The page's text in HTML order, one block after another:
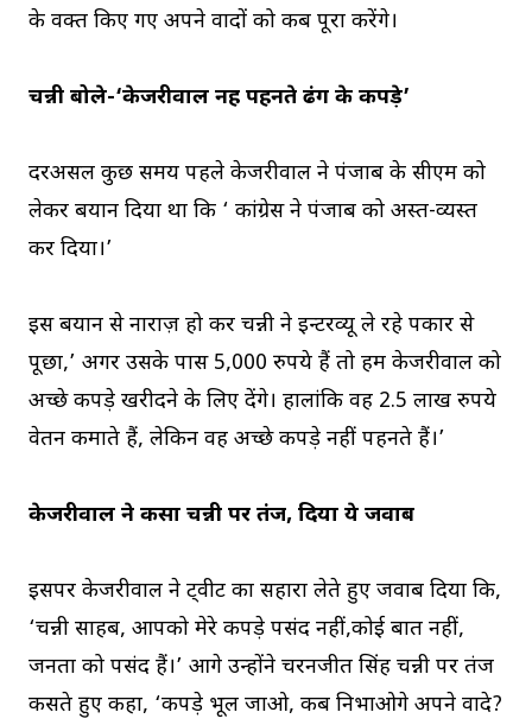
के वक्त किए गए अपने वादों को कब पूरा करेंगे।
चन्नी बोले-‘केजरीवाल नहीं पहनते ढंग के कपड़े’
दरअसल कुछ समय पहले केजरीवाल ने पंजाब के सीएम को
लेकर बयान दिया था कि ‘ कांग्रेस ने पंजाब को अस्त-व्यस्त
कर दिया।’
इस बयान से नाराज़ हो कर चन्नी ने इन्टरव्यू ले रहे पत्रकार से
पूछा,’ अगर उसके पास 5,000 रुपये हैं तो हम केजरीवाल को
अच्छे कपड़े खरीदने के लिए देंगे। हालांकि वह 2.5 लाख रुपये
वेतन कमाते हैं, लेकिन वह अच्छे कपड़े नहीं पहनते हैं।’
केजरीवाल ने कसा चन्नी पर तंज, दिया ये जवाब
इसपर केजरीवाल ने ट्वीट का सहारा लेते हुए जवाब दिया कि,
‘चन्नी साहब, आपको मेरे कपड़े पसंद नहीं,कोई बात नहीं,
जनता को पसंद हैं।’ आगे उन्होंने चरनजीत सिंह चन्नी पर तंज
कसते हुए कहा, ‘कपड़े भूल जाओ, कब निभाओगे अपने वादे?